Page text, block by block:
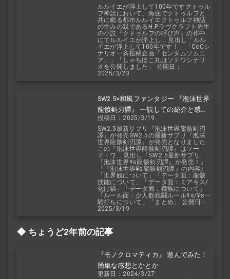
ルルイエが浮上して100年ですクトゥル
フ神話において、海底でクトゥルフと
共に眠る都市ルルイエクトゥルフ神話
の生みの親であるH.P.ラヴクラフト先生
の小説『クトゥルフの呼び声』の作中
にてルルイエが浮上し... 見出し「ルル
イエが浮上して100年です！」「CoCシ
ナリオ一斉投稿企画「センタムソムニ
ア」」「しゃちほこ丸はソドワシナリ
オを公開しました」 公開日：
2025/3/23
SW2.5×和風ファンタジー 『泡沫世界
龍骸剣刃譚』 一読しての紹介と感
想！
投稿日：2025/3/19
SW2.5最新サプリ『泡沫世界龍骸剣刃
譚』が発売SW2.5の最新サプリ『泡沫
世界龍骸剣刃譚』が発売となりました
この『泡沫世界龍骸剣刃譚』はソー
ド・ワ... 見出し「SW2.5最新サプリ
『泡沫世界¥s龍骸剣刃譚』が発売！」
「『泡沫世界¥s龍骸剣刃譚』の内容」
「世界観について」「データ面：龍骸
技能について」「データ面：ミアキス/
化け猫」「データ面：種族について」
「ルール面：少人数戦闘ルール¥s/¥s一
騎打ちについて」「まとめ」 公開日：
2025/3/19
ちょうど2年前の記事
『モノクロマティカ』 遊んでみた！
簡単な感想とかとか
更新日：2024/3/27